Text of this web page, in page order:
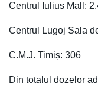
Centrul Iulius Mall:
Centrul Lugoj Sala
C.M.J. Timiș: 306
Din totalul dozelor